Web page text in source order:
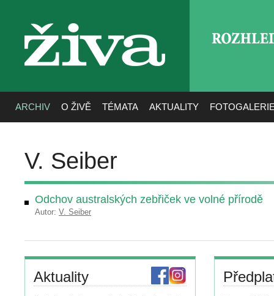
živa
ARCHIV O ŽIVĚ TÉMATA AKTUALITY
V. Seiber
Odchov australských zebřiček ve volné přírodě
Autor: V. Seiber
Aktuality